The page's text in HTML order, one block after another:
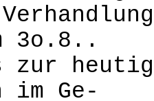
3o.8..
im Ge-